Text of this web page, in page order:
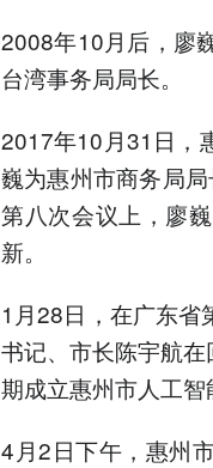
2008年10月后，廖
台湾事务局局长。
2017年10月31日，
巍为惠州市商务局
第八次会议上，廖
新。
1月28日，在广东省
书记、市长陈宇航
期成立惠州市人工智
4月2日下午，惠州